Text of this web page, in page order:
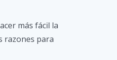
más fácil la
razones para